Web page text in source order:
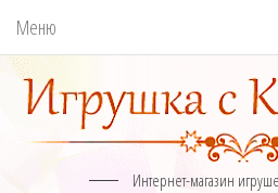
Меню
Интернет-магазин